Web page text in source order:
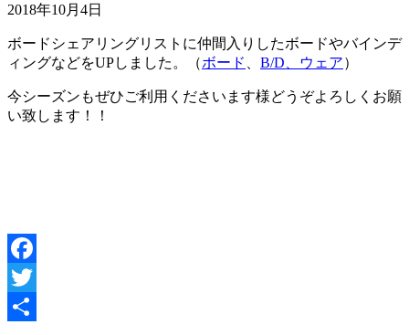
2018年10月4日
ボードシェアリングリストに仲間入りしたボードやバインデ
ィングなどをUPしました。（ボード B/D、ウェア）
今シーズンもぜひご利用くださいます様どうぞよろしくお願
い致します！！
Facebook
Twitter